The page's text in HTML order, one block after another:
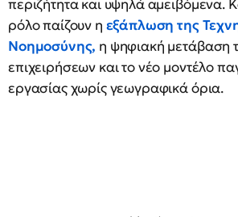
περιζήτητα και υψηλά αμειβόμενα.
ρόλο παίζουν η εξάπλωση της
Νοημοσύνης, η ψηφιακή μετάβαση
επιχειρήσεων και το νέο μοντέλο
εργασίας χωρίς γεωγραφικά όρια.